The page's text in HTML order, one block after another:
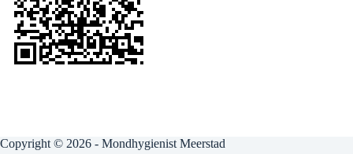
Copyright © 2026 - Mondhygienist Meerstad